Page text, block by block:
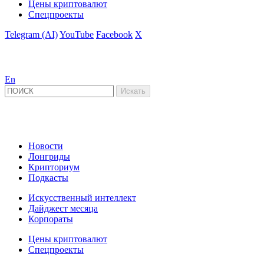
Цены криптовалют
Спецпроекты
Telegram (AI)YouTube Facebook X
En
Новости
Лонгриды
Крипториум
Подкасты
Искусственный интеллект
Дайджест месяца
Корпораты
Цены криптовалют
Спецпроекты